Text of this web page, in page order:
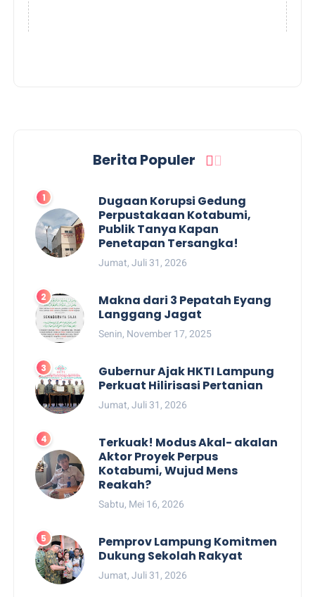
Berita Populer
Dugaan Korupsi Gedung
Perpustakaan Kotabumi,
Publik Tanya Kapan
Penetapan Tersangka!
Jumat, Juli 31, 2026
Makna dari 3 Pepatah Eyang
Langgang Jagat
Senin, November 17, 2025
Gubernur Ajak HKTI Lampung
Perkuat Hilirisasi Pertanian
Jumat, Juli 31, 2026
Terkuak! Modus Akal- akalan
Aktor Proyek Perpus
Kotabumi, Wujud Mens
Reakah?
Sabtu, Mei 16, 2026
Pemprov Lampung Komitmen
Dukung Sekolah Rakyat
Jumat, Juli 31, 2026